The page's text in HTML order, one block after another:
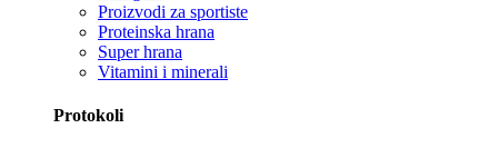
Proizvodi za sportiste
Proteinska hrana
Super hrana
Vitamini i minerali
Protokoli